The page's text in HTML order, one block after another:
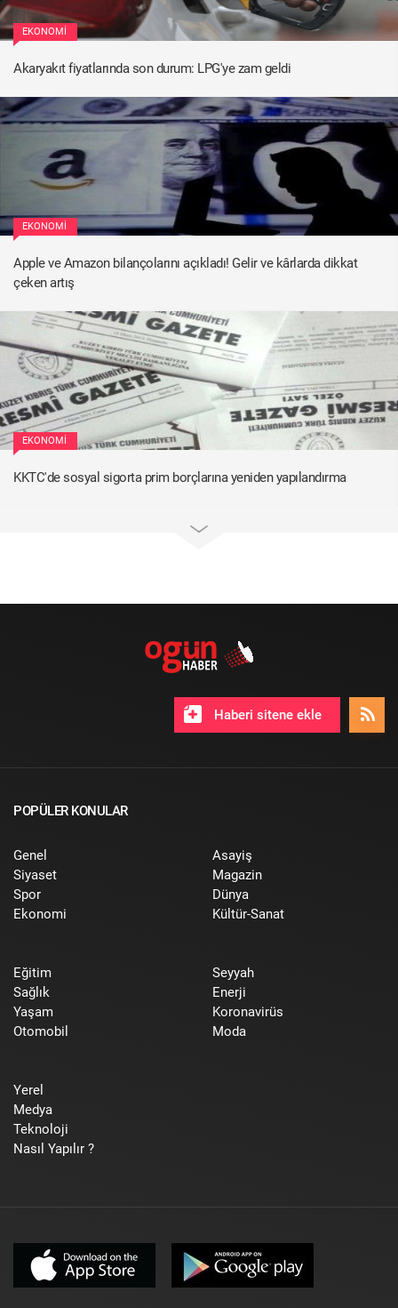
EKONOMI
Akaryakıt fiyatlarında son durum: LPG'ye zam geldi
EKONOMI
Apple ve Amazon bilançolarını açıkladı! Gelir ve kârlarda dikkat
çeken artış
EKONOMI
KKTC'de sosyal sigorta prim borçlarına yeniden yapılandırma
Haberi sitene ekle
POPÜLER KONULAR
Genel
Siyaset
Spor
Ekonomi
Asayiş
Magazin
Dünya
Kültür-Sanat
Eğitim
Sağlık
Yaşam
Otomobil
Seyyah
Enerji
Koronavirüs
Moda
Yerel
Medya
Teknoloji
Nasıl Yapılır ?